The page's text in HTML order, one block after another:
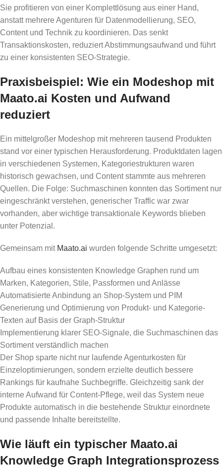
Sie profitieren von einer Komplettlösung aus einer Hand,
anstatt mehrere Agenturen für Datenmodellierung, SEO,
Content und Technik zu koordinieren. Das senkt
Transaktionskosten, reduziert Abstimmungsaufwand und führt
zu einer konsistenten SEO-Strategie.
Praxisbeispiel: Wie ein Modeshop mit
Maato.ai Kosten und Aufwand
reduziert
Ein mittelgroßer Modeshop mit mehreren tausend Produkten
stand vor einer typischen Herausforderung. Produktdaten lagen
in verschiedenen Systemen, Kategoriestrukturen waren
historisch gewachsen, und Content stammte aus mehreren
Quellen. Die Folge: Suchmaschinen konnten das Sortiment nur
eingeschränkt verstehen, generischer Traffic war zwar
vorhanden, aber wichtige transaktionale Keywords blieben
unter Potenzial.
Gemeinsam mit Maato.ai wurden folgende Schritte umgesetzt:
Aufbau eines konsistenten Knowledge Graphen rund um
Marken, Kategorien, Stile, Passformen und Anlässe
Automatisierte Anbindung an Shop-System und PIM
Generierung und Optimierung von Produkt- und Kategorie-
Texten auf Basis der Graph-Struktur
Implementierung klarer SEO-Signale, die Suchmaschinen das
Sortiment verständlich machen
Der Shop sparte nicht nur laufende Agenturkosten für
Einzeloptimierungen, sondern erzielte deutlich bessere
Rankings für kaufnahe Suchbegriffe. Gleichzeitig sank der
interne Aufwand für Content-Pflege, weil das System neue
Produkte automatisch in die bestehende Struktur einordnete
und passende Inhalte bereitstellte.
Wie läuft ein typischer Maato.ai
Knowledge Graph Integrationsprozess